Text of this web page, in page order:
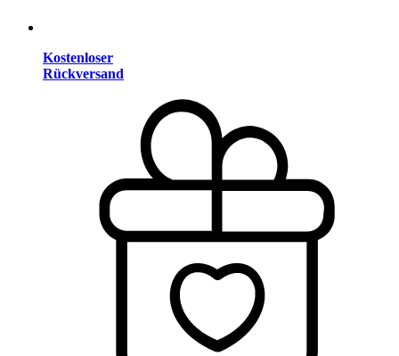
Kostenloser
Rückversand